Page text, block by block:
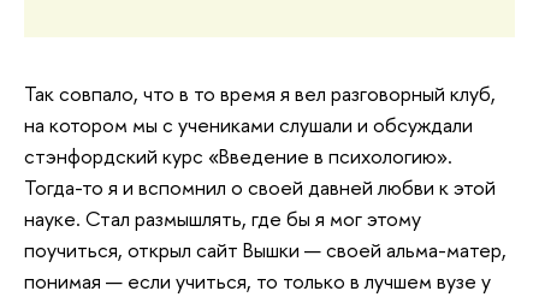
Так совпало, что в то время я вел разговорный клуб,
на котором мы с учениками слушали и обсуждали
стэнфордский курс «Введение в психологию».
Тогда-то я и вспомнил о своей давней любви к этой
науке. Стал размышлять, где бы я мог этому
поучиться, открыл сайт Вышки — своей альма-матер,
понимая — если учиться, то только в лучшем вузе у